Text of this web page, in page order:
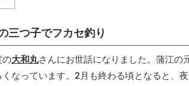
三つ子でフカセ釣り
の大和丸さんにお世話になりました。蒲江の
なっています。2月も終わる頃となると、